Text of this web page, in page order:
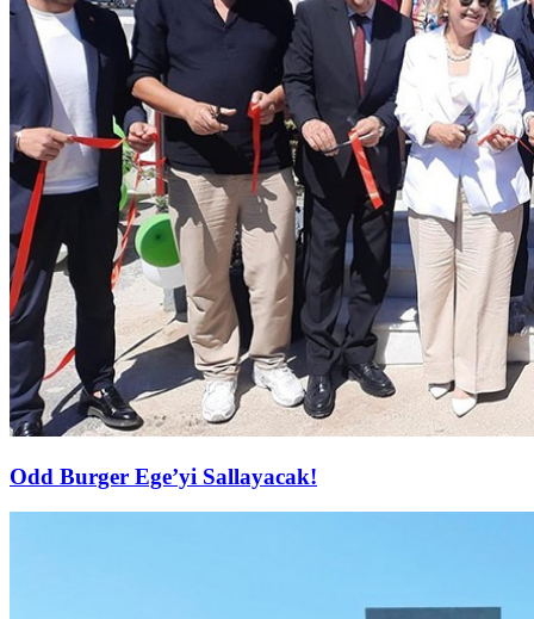
Odd Burger Ege’yi Sallayacak!